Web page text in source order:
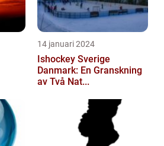
14 januari 2024
Ishockey Sverige
Danmark: En Granskning
av Två Nat...